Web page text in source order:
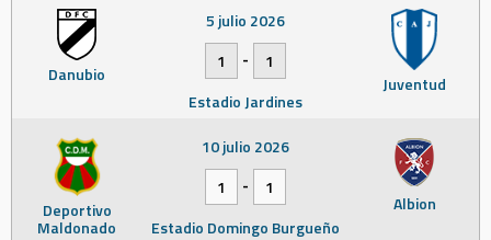
Danubio Juventud
5 julio 2026
1
-
1
Estadio Jardines
Deportivo
Maldonado
Albion
10 julio 2026
1
-
1
Estadio Domingo Burgueño